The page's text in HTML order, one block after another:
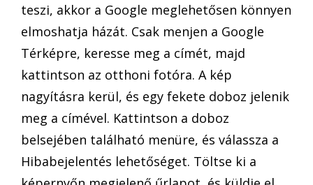
teszi, akkor a Google meglehetősen könnyen
elmoshatja házát. Csak menjen a Google
Térképre, keresse meg a címét, majd
kattintson az otthoni fotóra. A kép
nagyításra kerül, és egy fekete doboz jelenik
meg a címével. Kattintson a doboz
belsejében található menüre, és válassza a
Hibabejelentés lehetőséget. Töltse ki a